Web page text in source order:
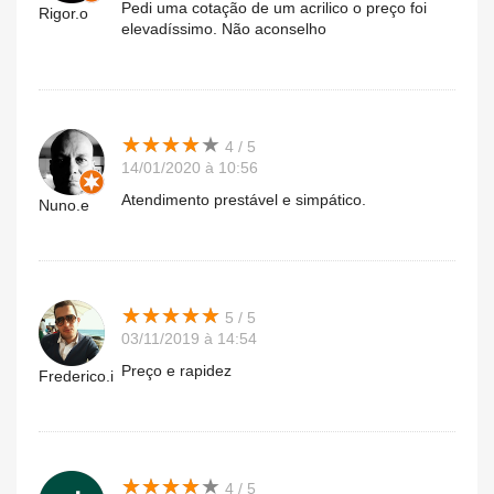
Rigor.o
Pedi uma cotação de um acrilico o preço foi
elevadíssimo. Não aconselho
Nuno.e
★★★★★
★★★★★ 4 / 5
14/01/2020 à 10:56
Atendimento prestável e simpático.
Frederico.i
★★★★★
★★★★★ 5 / 5
03/11/2019 à 14:54
Preço e rapidez
★★★★★
★★★★★ 4 / 5